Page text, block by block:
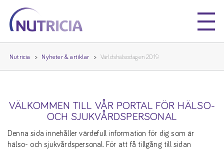
Nutricia
Nutricia
Nutricia Nyheter & artiklar Världshälsodagen 2019
VÄLKOMMEN TILL VÅR PORTAL FÖR HÄLSO-
OCH SJUKVÅRDSPERSONAL
Denna sida innehåller värdefull information för dig som är
hälso- och sjukvårdspersonal. För att få tillgång till sidan